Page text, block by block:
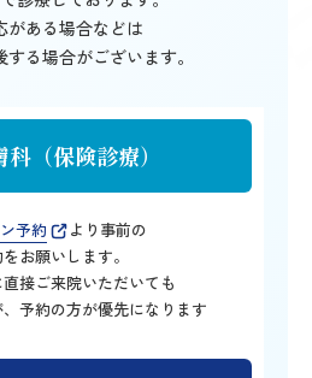
がある場合などは
る場合がございます。
（保険診療）
予約
より事前の
お願いします。
接ご来院いただいても
予約の方が優先になります